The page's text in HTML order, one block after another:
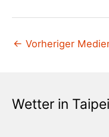
← Vorheriger
Wetter in Taipei